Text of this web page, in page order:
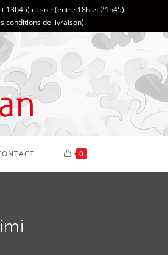
13h45) et soir (entre 18h et 21h45)
conditions de livraison).
0